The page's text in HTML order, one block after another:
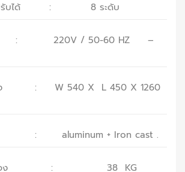
ปรับได้ : 8 ระดับ
ฟ้า : 220V / 50-60 HZ –
อง : W 540 X L 450 X 1260
ง : aluminum + Iron cast .
เครื่อง : 38 KG